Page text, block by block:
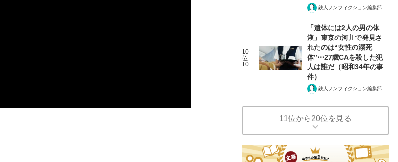
鉄人ノンフィクション編集部
10
位
10
「遺体には2人の男の体
液」東京の河川で発見さ
れたのは“女性の溺死
体”⋯27歳CAを殺した犯
人は誰だ（昭和34年の事
件）
鉄人ノンフィクション編集部
11位から20位を見る